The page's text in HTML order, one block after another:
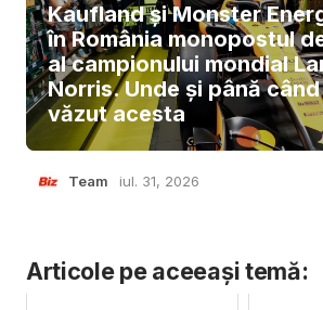
Kaufland și Monster
în România monopostul
al campionului mondial
Norris. Unde și până
văzut acesta
Team iul. 31, 2026
Articole pe aceeași temă: